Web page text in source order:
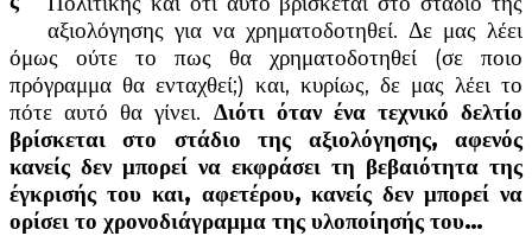
αξιολόγησης για να χρηματοδοτηθεί. Δε μας λέει
όμως ούτε το πως θα χρηματοδοτηθεί (σε ποιο
πρόγραμμα θα ενταχθεί;) και, κυρίως, δε μας λέει το
πότε αυτό θα γίνει. Διότι όταν ένα τεχνικό δελτίο
βρίσκεται στο στάδιο της αξιολόγησης, αφενός
κανείς δεν μπορεί να εκφράσει τη βεβαιότητα της
έγκρισής του και, αφετέρου, κανείς δεν μπορεί να
ορίσει το χρονοδιάγραμμα της υλοποίησής του…